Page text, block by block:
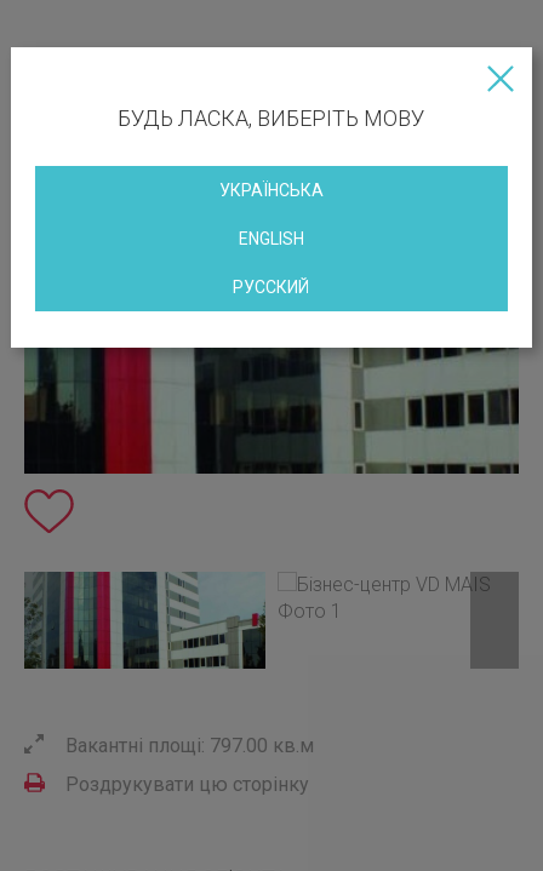
Вакантні площі: 797.00 кв.м
Роздрукувати цю сторінку
БУДЬ ЛАСКА, ВИБЕРІТЬ МОВУ
УКРАЇНСЬКА
ENGLISH
РУССКИЙ